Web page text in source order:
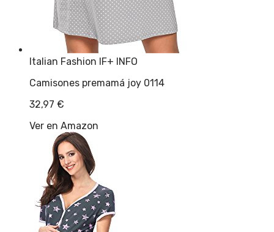
Italian Fashion IF+ INFO
Camisones premamá joy 0114
32,97 €
Ver en Amazon